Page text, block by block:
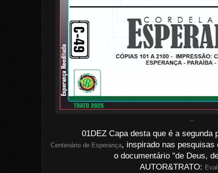
01DEZ Capa desta que é a
Centenário de Esperança, inspirado nas
o documentário "de Deus,
AUTOR&TRATO: